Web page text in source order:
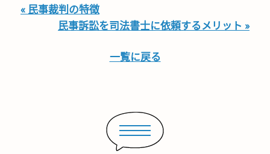
« 民事裁判の特徴
民事訴訟を司法書士に依頼するメリット »
一覧に戻る